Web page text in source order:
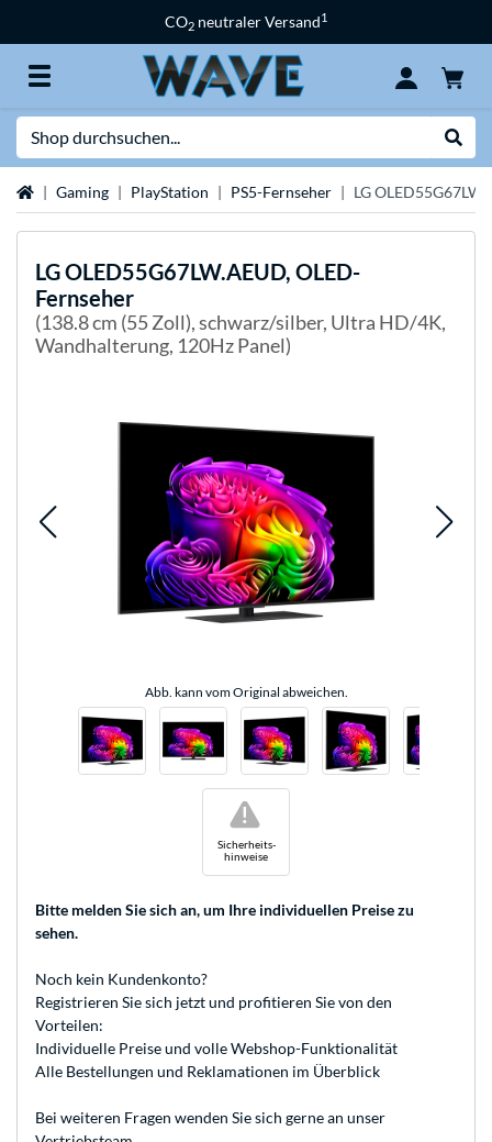
CO2 neutraler Versand1
StartseiteGaming PlayStation PS5-Fernseher LG
LGOLED55G67LW.AEUD, OLED-
Fernseher
(138.8 cm (55 Zoll), schwarz/silber, Ultra HD/4K,
Wandhalterung, 120Hz Panel)
Abb. kann vom Original abweichen.
Sicherheits-
hinweise
!
Bitte melden Sie sich an, um Ihre individuellen Preise zu
sehen.
Noch kein Kundenkonto?
Registrieren Sie sich jetzt und profitieren Sie von den
Vorteilen:
Individuelle Preise und volle Webshop-Funktionalität
Alle Bestellungen und Reklamationen im Überblick
Bei weiteren Fragen wenden Sie sich gerne an unser